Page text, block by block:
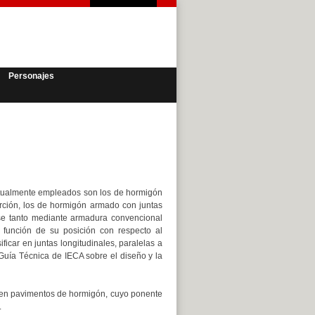
Personajes
empleados son los de hormigón
los de hormigón armado con juntas
tanto mediante armadura convencional
de su posición con respecto al
en juntas longitudinales, paralelas a
Técnica de IECA sobre el diseño y la
pavimentos de hormigón, cuyo ponente